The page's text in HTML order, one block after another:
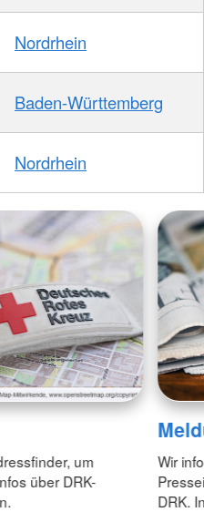
Nordrhein
Baden-Württemberg
Nordrhein
um
über DRK-
Wir
DRK.